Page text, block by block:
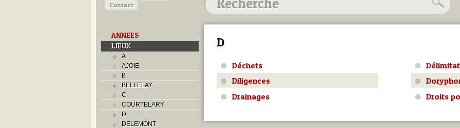
Contact
ANNEES
LIEUX
A
AJOIE
B
BELLELAY
C
COURTELARY
D
DELEMONT
D
Déchets
Diligences
Drainages
Droits